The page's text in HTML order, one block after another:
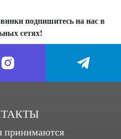
подпишитесь на нас в
сетях!
принимаются